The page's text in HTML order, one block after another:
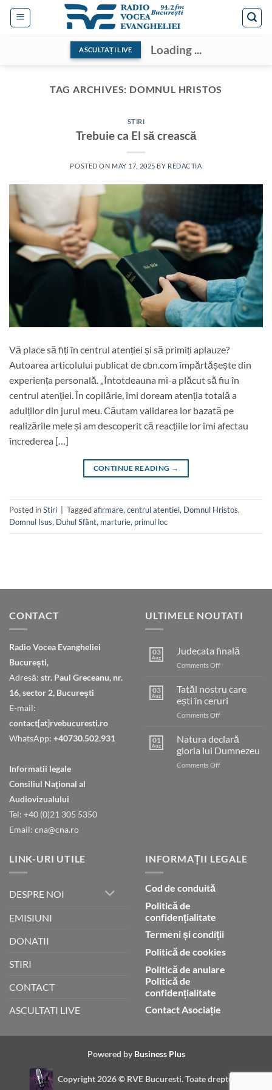
Skip
ASCULTAȚI LIVE Loading ...
TAG ARCHIVES: DOMNUL HRISTOS
STIRI
Trebuie ca El să crească
POSTED ON MAY 17, 2025 BY REDACTIA
Vă place să fiți în centrul atenției și să primiți aplauze?
Autoarea articolului publicat de cbn.com împărtășește din
experiența personală. „Întotdeauna mi-a plăcut să fiu în
centrul atenției. În copilărie, îmi doream atenția totală a
adulților din jurul meu. Căutam validarea lor bazată pe
realizările mele și am descoperit că reacțiile lor îmi afectau
încrederea […]
CONTINUE READING →
Posted inStiri Taggedafirmare, centrul atentiei, Domnul Hristos,
Domnul Isus, Duhul Sfânt, marturie, primul loc
CONTACT
Radio Vocea Evangheliei
București,
Adresă: str. Paul Greceanu, nr.
16, sector 2, București
E-mail:
contact[at]rvebucuresti.ro
WhatsApp: +40730.502.931
Informatii legale
Consiliul Naţional al
Audiovizualului
Tel: +40 (0)21 305 5350
Email: cna@cna.ro
ULTIMELE NOUTATI
03
Aug
Judecata finală
Comments Offon
03
Aug
Tatăl nostru care
ești în ceruri
Comments Offon
nostru
care
ești
în
01
Aug
Natura declară
gloria lui Dumnezeu
Comments Offon
LINK-URI UTILE
DESPRE NOI
EMISIUNI
DONATII
STIRI
CONTACT
ASCULTATI LIVE
INFORMAȚII LEGALE
Cod de conduită
Politică de
confidențialitate
Termeni și condiții
Politică de cookies
Politică de anulare
Politică de
confidențialitate
Contact Asociație
Powered by Business Plus
Copyright 2026 © RVE Bucuresti. Toate drepturile